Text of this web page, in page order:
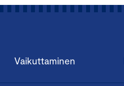
Vaikuttaminen